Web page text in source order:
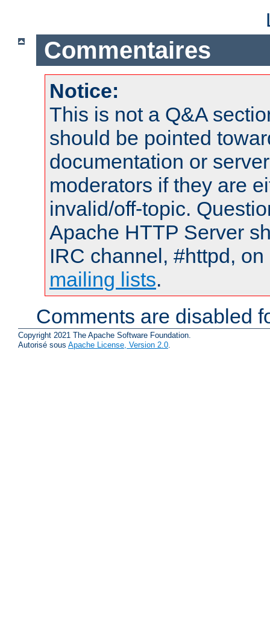
Commentaires
Notice:
This is not a Q&A
should be pointed
documentation or
moderators if they are
invalid/off-topic.
Apache HTTP Server
IRC channel, #httpd,
mailing lists.
Comments are disabled
Copyright 2021 The Apache Software Foundation.
Autorisé sous Apache License, Version 2.0